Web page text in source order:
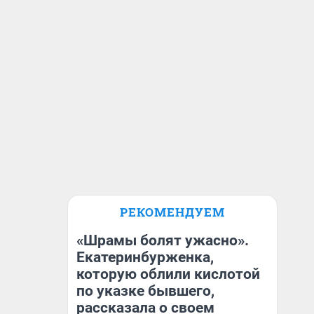
РЕКОМЕНДУЕМ
«Шрамы болят ужасно».
Екатеринбурженка,
которую облили кислотой
по указке бывшего,
рассказала о своем